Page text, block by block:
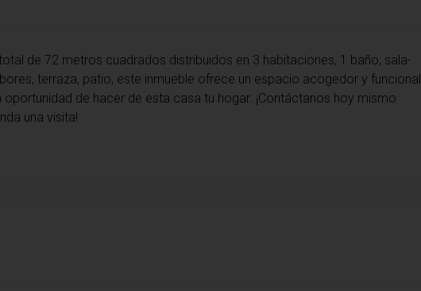
de 72 metros cuadrados distribuidos en 3 habitaciones, 1 baño, sala-
terraza, patio, este inmueble ofrece un espacio acogedor y funcional
de hacer de esta casa tu hogar. ¡Contáctanos hoy mismo
una visita!